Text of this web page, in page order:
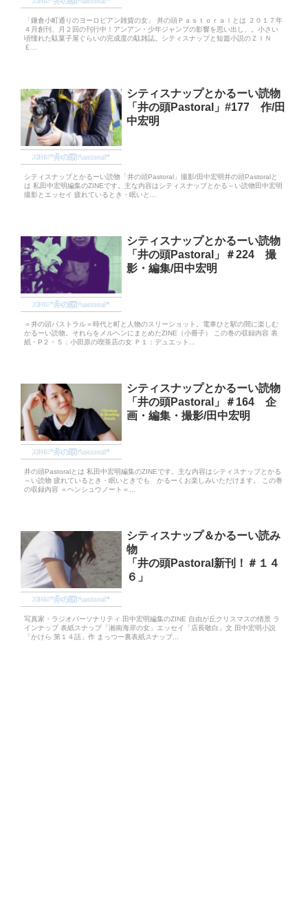
「鎌倉小町通りのヨーロピアン雑貨の女」 井の頭Ｐａｓｔｏｒａｌとは ２０１７年
４月創刊、月２回の刊行中！アンアン・少年ジャンプの影響を思い出し、。小さい
頃憧れた駄菓子屋ぐらいの完成度の駄雑誌。シティスナップと短篇小説のＺＩＮ
Ｅ...
ZINE“井の頭Pastoral”
シティスナップとかるーい読物
「井の頭Pastoral」#177 作/田
中宏明
シティスナップとかるーい読物「井の頭Pastoral」撮影/田中宏明井の頭Pastoralと
は 私田中宏明編集のZINEです。主な内容はシティスナップとかる～い読物田中宏明
撮影とエッセイ 疲れているとき・眠いと...
ZINE“井の頭Pastoral”
シティスナップとかるーい読物
「井の頭Pastoral」＃224 撮
影・編集/田中宏明
＝井の頭パストラル＝時代と町と人物のスリーショット。電車ひと駅の間に楽しむ
かるーい読物。それらをメルヘンにまとめたZINE（小冊子） この巻の収録内容 表
紙・P２・５：小田原の喫茶店の女 Ｐ１：デュエット...
ZINE“井の頭Pastoral”
シティスナップとかるーい読物
「井の頭Pastoral」＃164 企
画・編集・撮影/田中宏明
井の頭Pastoralとは 私田中宏明編集のZINEです。主な内容はシティスナップとかる
～い読物 疲れているとき・眠いときでも かるーくお楽しみいただけます。 この巻
の収録内容 ＝ヘンシュウノート＝...
ZINE“井の頭Pastoral”
シティスナップ＆かるーい読み
物
「井の頭Pastoral新刊！＃１４
６」
写真家・ラジオパーソナリティ 田中宏明編集のZINE 自由が丘クリスマスの情景 ラ
インナップ 表紙スナップ「湘南海岸の女」エッセイ「店長敬白」文 田中宏明小説
「かけら 第１４話」作 まっつー裏表紙スナップ...